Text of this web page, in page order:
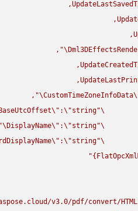
\"
CustomTimeZoneInfoData
\"
\"
BaseUtcOffset\" :\"string
\"
DisplayName\" :\"string
\"
\"
\" :\"string
v3.0/pdf/convert/